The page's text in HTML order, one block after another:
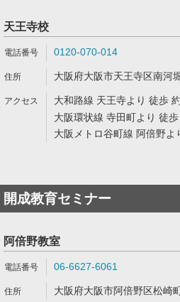
天王寺校
0120-070-014
大阪府大阪市天王寺区南河
大和路線 天王寺より 徒歩
大阪環状線 寺田町より 徒
大阪メトロ谷町線 阿倍野よ
開成教育セミナー
阿倍野教室
06-6627-6061
大阪府大阪市阿倍野区松崎